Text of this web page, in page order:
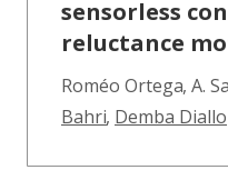
sensorless
reluctance
Roméo Ortega, A.
Bahri, Demba Diallo